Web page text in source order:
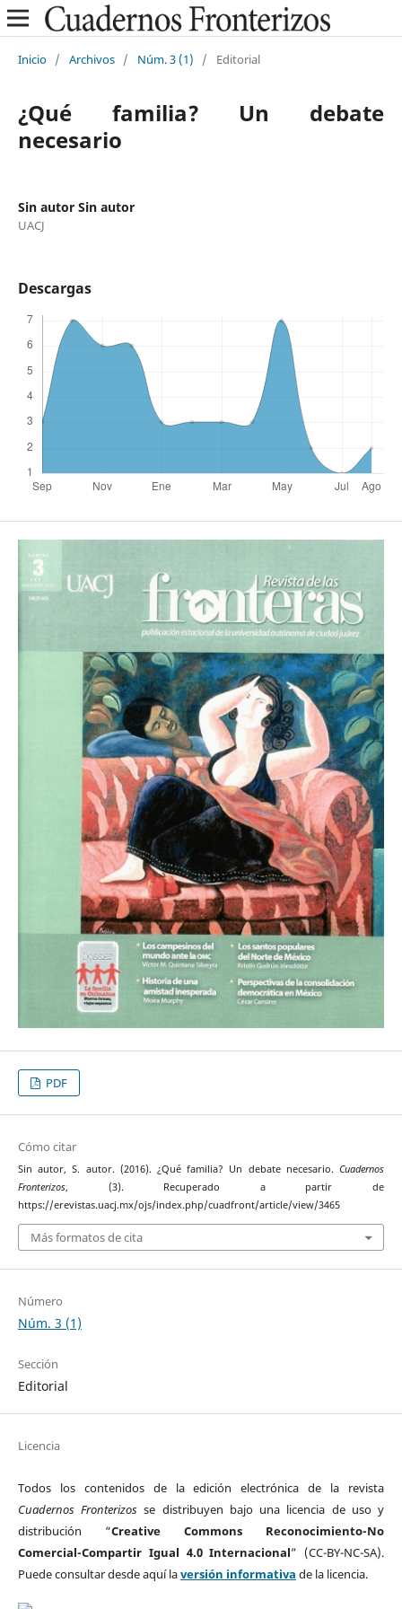
Inicio / Archivos / Núm. 3 (1) / Editorial
¿Qué familia? Un debate
necesario
Sin autor Sin autor
UACJ
Descargas
PDF
Cómo citar
Sin autor, S. autor. (2016). ¿Qué familia? Un debate necesario.Cuadernos
Fronterizos, (3). Recuperado a partir de
https://erevistas.uacj.mx/ojs/index.php/cuadfront/article/view/3465
Más formatos de cita
Número
Núm. 3 (1)
Sección
Editorial
Licencia
Todos los contenidos de la edición electrónica de la revista
Cuadernos Fronterizos se distribuyen bajo una licencia de uso y
distribución “Creative Commons Reconocimiento-No
Comercial-Compartir Igual 4.0 Internacional” (CC-BY-NC-SA).
Puede consultar desde aquí laversión informativa de la licencia.